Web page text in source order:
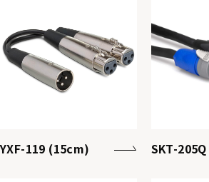
YXF-119 (15cm) SKT-